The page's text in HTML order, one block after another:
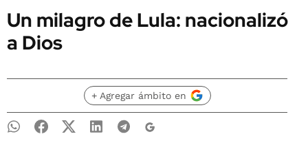
Un milagro de Lula: nacionalizó
a Dios
+ Agregar ámbito en